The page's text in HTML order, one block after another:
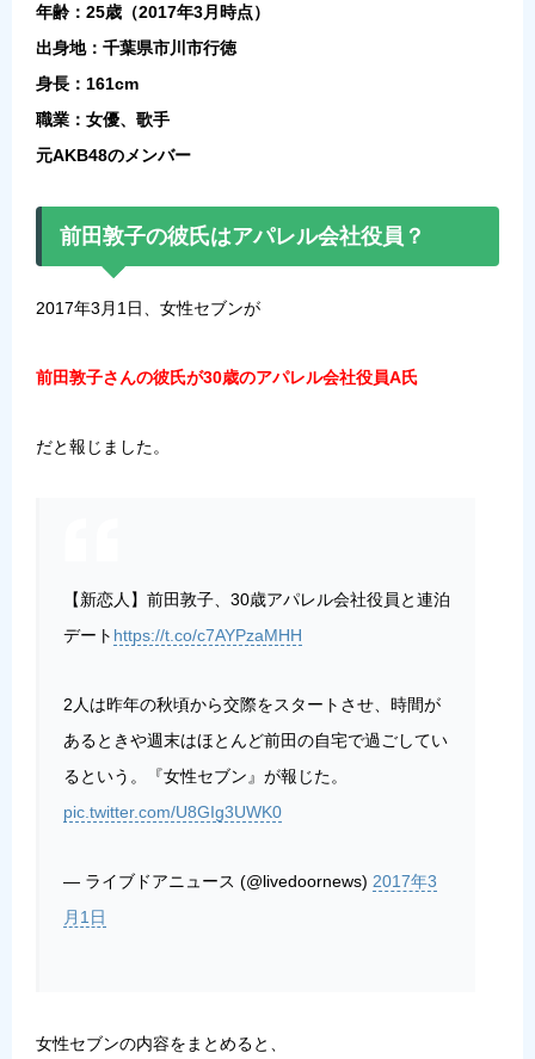
年齢：25歳（2017年3月時点）
出身地：千葉県市川市行徳
身長：161cm
職業：女優、歌手
元AKB48のメンバー
前田敦子の彼氏はアパレル会社役員？
2017年3月1日、女性セブンが
前田敦子さんの彼氏が30歳のアパレル会社役員A氏
だと報じました。
【新恋人】前田敦子、30歳アパレル会社役員と連泊
デート https://t.co/c7AYPzaMHH
2人は昨年の秋頃から交際をスタートさせ、時間が
あるときや週末はほとんど前田の自宅で過ごしてい
るという。『女性セブン』が報じた。
pic.twitter.com/U8GIg3UWK0
— ライブドアニュース (@livedoornews) 2017年3
月1日
女性セブンの内容をまとめると、